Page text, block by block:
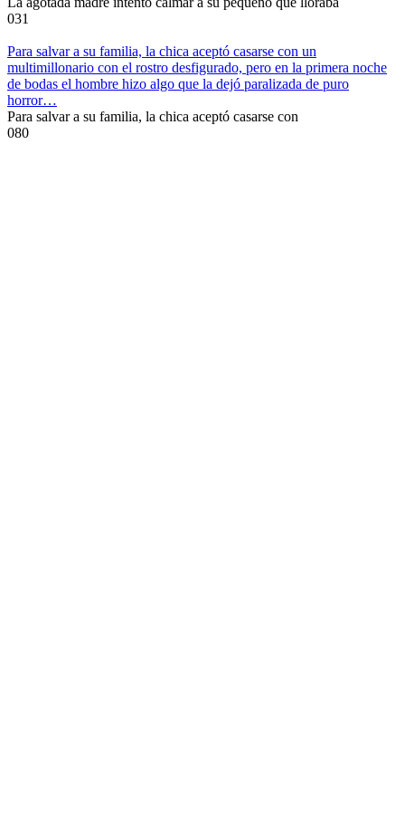
031
Para salvar a su familia, la chica aceptó casarse con un
multimillonario con el rostro desfigurado, pero en la primera noche
de bodas el hombre hizo algo que la dejó paralizada de puro
horror…
Para salvar a su familia, la chica aceptó casarse con
080